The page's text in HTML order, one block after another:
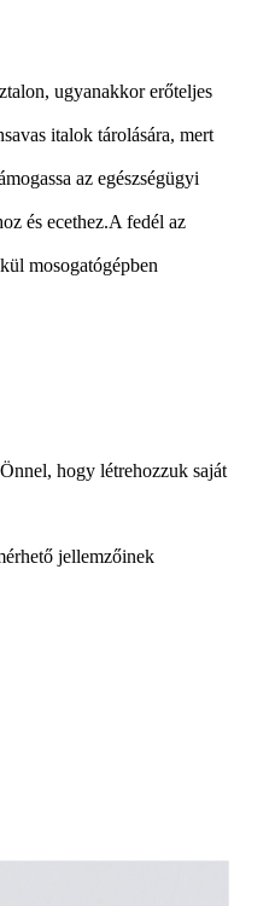
ugyanakkor erőteljes
italok tárolására, mert
az egészségügyi
és ecethez.A fedél az
mosogatógépben
hogy létrehozzuk saját
jellemzőinek